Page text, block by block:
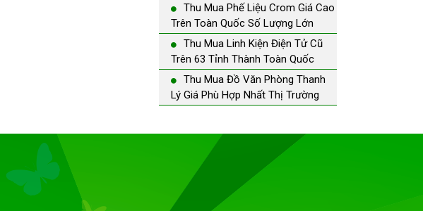
Thu Mua Phế Liệu Crom Giá Cao
Trên Toàn Quốc Số Lượng Lớn
Thu Mua Linh Kiện Điện Tử Cũ
Trên 63 Tỉnh Thành Toàn Quốc
Thu Mua Đồ Văn Phòng Thanh
Lý Giá Phù Hợp Nhất Thị Trường